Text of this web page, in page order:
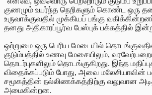
குணமும் உயர்ந்த நெறிகளும் கொண்ட ஒரு
உருவாக்குவதில் முக்கியப் பங்கு
தனது அதிகாரப்பூர்வ பேஸ்புக் பக்கத்தில் இன்று
ஒற்றுமை ஒரு பெரிய மேடையில்
குடும்பத்தில் உணவு மேசையிலும்,
தொடர்புகளிலும் தொடங்குகிறது. இந்த
விதைக்கப்படும் போது, அவை மலேசியாவின்
சமூகத்தின் நல்லிணக்கத்திற்கு வலுவான
அமைகின்றன.